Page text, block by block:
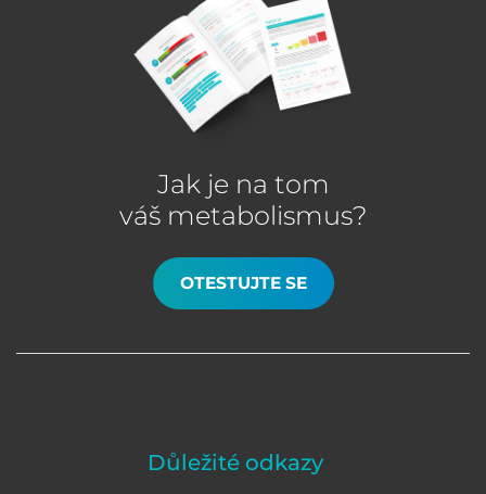
Jak je na tom
váš metabolismus?
OTESTUJTE SE
Důležité odkazy